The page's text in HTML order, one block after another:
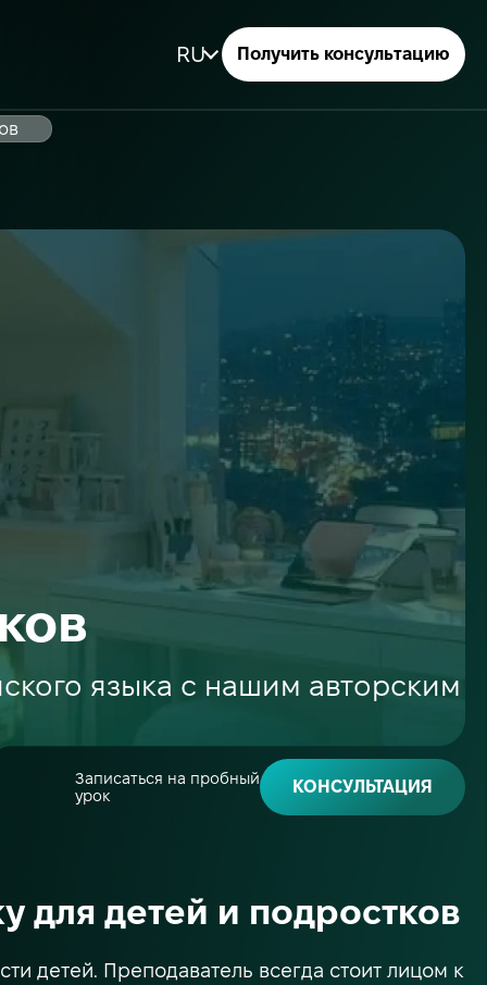
RU Получить консультацию
языка с нашим авторским
Записаться на пробный
урок
КОНСУЛЬТАЦИЯ
для детей и подростков
детей. Преподаватель всегда стоит лицом к